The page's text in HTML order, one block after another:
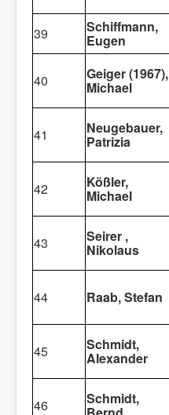
39 Schiffmann,
Eugen
40 Geiger (1967),
Michael
41 Neugebauer,
Patrizia
42 Kößler,
Michael
43 Seirer ,
Nikolaus
44 Raab, Stefan
45 Schmidt,
Alexander
46 Schmidt,